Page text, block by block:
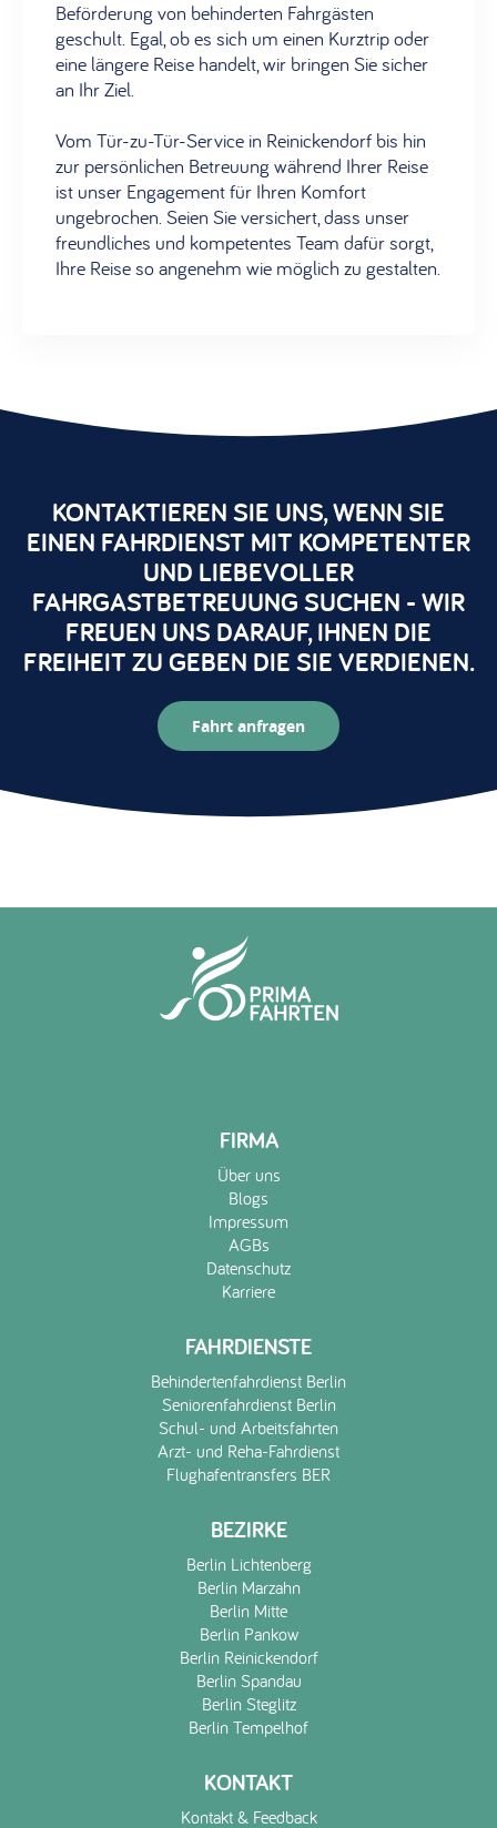
Beförderung von behinderten Fahrgästen
geschult. Egal, ob es sich um einen Kurztrip oder
eine längere Reise handelt, wir bringen Sie sicher
an Ihr Ziel.
Vom Tür-zu-Tür-Service in Reinickendorf bis hin
zur persönlichen Betreuung während Ihrer Reise
ist unser Engagement für Ihren Komfort
ungebrochen. Seien Sie versichert, dass unser
freundliches und kompetentes Team dafür sorgt,
Ihre Reise so angenehm wie möglich zu gestalten.
KONTAKTIEREN SIE UNS, WENN SIE
EINEN FAHRDIENST MIT KOMPETENTER
UND LIEBEVOLLER
FAHRGASTBETREUUNG SUCHEN - WIR
FREUEN UNS DARAUF, IHNEN DIE
FREIHEIT ZU GEBEN DIE SIE VERDIENEN.
Fahrt anfragen
FIRMA
Über uns
Blogs
Impressum
AGBs
Datenschutz
Karriere
FAHRDIENSTE
Behindertenfahrdienst Berlin
Seniorenfahrdienst Berlin
Schul- und Arbeitsfahrten
Arzt- und Reha-Fahrdienst
Flughafentransfers BER
BEZIRKE
Berlin Lichtenberg
Berlin Marzahn
Berlin Mitte
Berlin Pankow
Berlin Reinickendorf
Berlin Spandau
Berlin Steglitz
Berlin Tempelhof
KONTAKT
Kontakt & Feedback